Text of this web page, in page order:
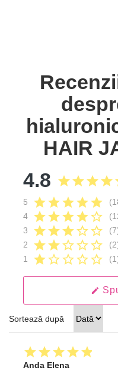
HAIR
4.8 starstarstarstar
5 starstarstarstarstar
4
starstarstarstarstar_border
3
starstarstarstar_borderstar_border
2
starstarstar_borderstar_borderstar_border
1
starstar_borderstar_borderstar_borderstar_border
edit
Sortează după
starstarstarstarstar
Anda Elena